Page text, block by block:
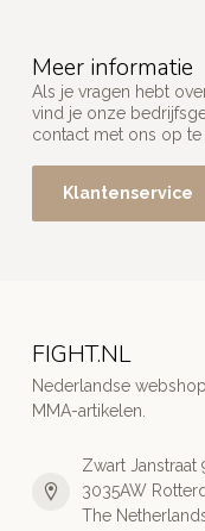
Meer informatie
Als je vragen hebt
vind je onze
contact met ons op te
Klantenservice
FIGHT.NL
Nederlandse
MMA-artikelen.
Zwart Janstraat
3035AW
The